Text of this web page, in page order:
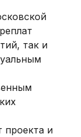
так и
проекта и